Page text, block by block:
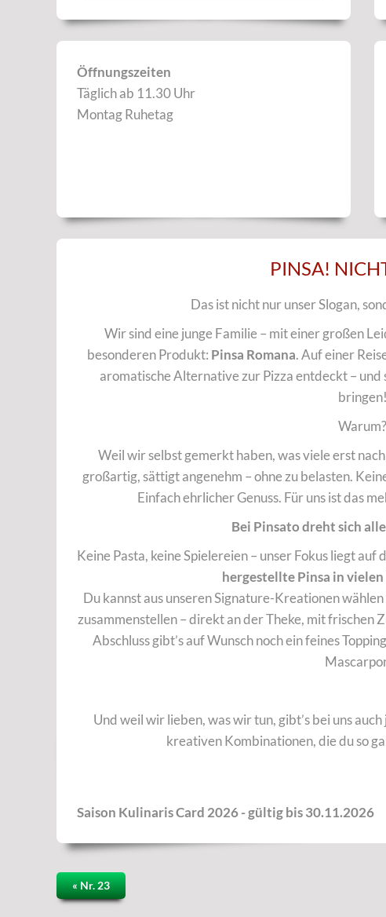
Öffnungszeiten
Täglich ab 11.30 Uhr
Montag Ruhetag
PINSA!
Das ist nicht nur unser Slogan,
Wir sind eine junge Familie – mit einer großen
besonderen Produkt: Pinsa Romana. Auf einer
aromatische Alternative zur Pizza entdeckt –
bringen!
Warum?
Weil wir selbst gemerkt haben, was viele erst
großartig, sättigt angenehm – ohne zu belasten.
Einfach ehrlicher Genuss. Für uns ist das
Bei Pinsato dreht sich
Keine Pasta, keine Spielereien – unser Fokus liegt auf
hergestellte Pinsa in
Du kannst aus unseren Signature-Kreationen
zusammenstellen – direkt an der Theke, mit frischen
Abschluss gibt’s auf Wunsch noch ein feines
Und weil wir lieben, was wir tun, gibt’s bei uns
kreativen Kombinationen, die du so
Saison Kulinaris Card 2026 - gültig bis 30.11.2026
« Nr. 23